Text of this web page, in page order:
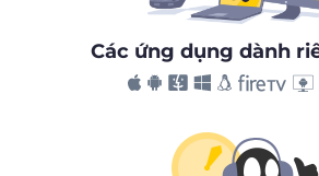
Các ứng dụng dành